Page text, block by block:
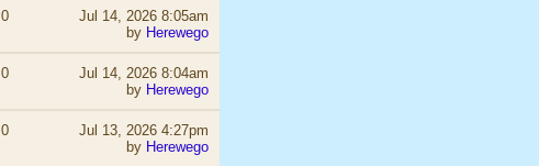
0
Jul 14, 2026 8:05am
by Herewego
0
Jul 14, 2026 8:04am
by Herewego
0
Jul 13, 2026 4:27pm
by Herewego